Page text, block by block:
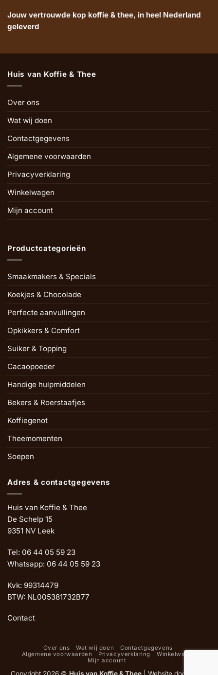
Jouw vertrouwde kop koffie & thee, in heel Nederland
geleverd
Huis van Koffie & Thee
Over ons
Wat wij doen
Contactgegevens
Algemene voorwaarden
Privacyverklaring
Winkelwagen
Mijn account
Productcategorieën
Smaakmakers & Specials
Koekjes & Chocolade
Perfecte aanvullingen
Opkikkers & Comfort
Suiker & Topping
Cacaopoeder
Handige hulpmiddelen
Bekers & Roerstaafjes
Koffiegenot
Theemomenten
Soepen
Adres & contactgegevens
Huis van Koffie & Thee
De Schelp 15
9351 NV Leek
Tel: 06 44 05 59 23
Whatsapp: 06 44 05 59 23
Kvk: 99314479
BTW: NL005381732B77
Contact
Over ons Wat wij doen
Contactgegevens
Algemene voorwaarden
Privacyverklaring
Winkelwagen
Mijn account